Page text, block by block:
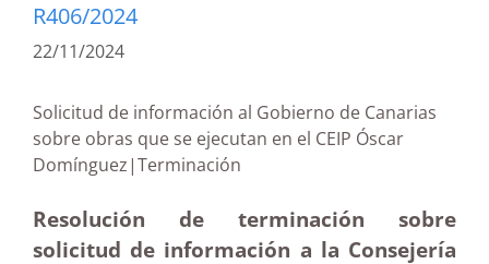
R406/2024
22/11/2024
Solicitud de información al Gobierno de Canarias
sobre obras que se ejecutan en el CEIP Óscar
Domínguez|Terminación
Resolución de terminación sobre
solicitud de información a la Consejería